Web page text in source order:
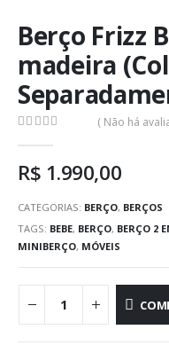
Berço Frizz
madeira
( Não há
R$ 1.990,00
CATEGORIAS: BERÇO, BERÇOS
TAGS: BEBE, BERÇO, BERÇO 2
MINIBERÇO, MÓVEIS